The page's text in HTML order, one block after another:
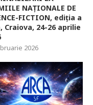
NAȚIONALE DE
FICTION, ediția a
Craiova, 24-26 aprilie
2026